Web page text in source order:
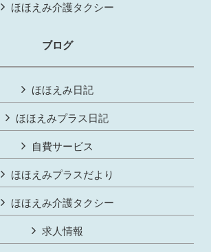
ほほえみ介護タクシー
ブログ
ほほえみ日記
ほほえみプラス日記
自費サービス
ほほえみプラスだより
ほほえみ介護タクシー
求人情報